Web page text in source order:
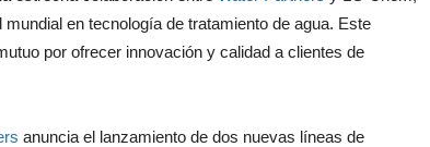
en tecnología de tratamiento de agua. Este
por ofrecer innovación y calidad a clientes de
anuncia el lanzamiento de dos nuevas líneas de